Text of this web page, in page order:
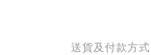
送貨及付款方式